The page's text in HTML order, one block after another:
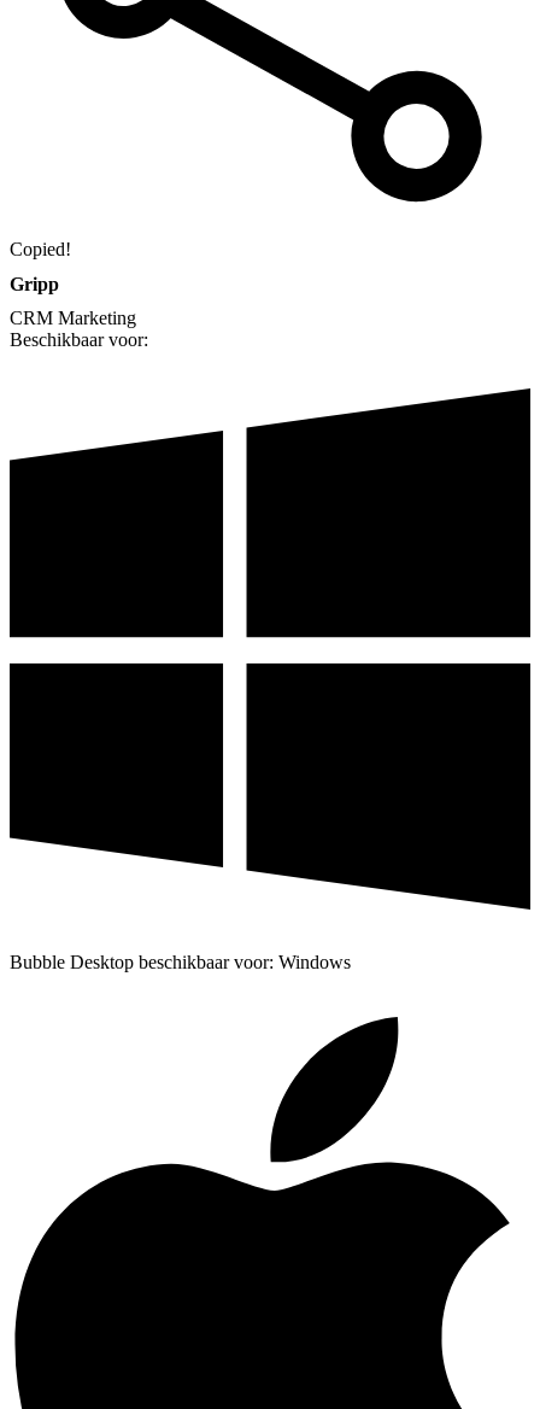
Copied!
Gripp
CRM Marketing
Beschikbaar voor:
Bubble Desktop beschikbaar voor: Windows